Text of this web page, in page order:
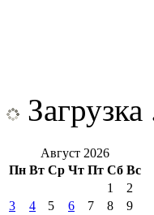
Загрузка
Август 2026
Пн Вт Ср Чт Пт Сб Вс
1
2
3
4 5 6 7 8
9